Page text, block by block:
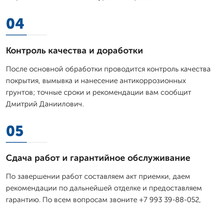
04
Контроль качества и доработки
После основной обработки проводится контроль качества
покрытия, вымывка и нанесение антикоррозионных
грунтов; точные сроки и рекомендации вам сообщит
Дмитpий Даниилович.
05
Сдача работ и гарантийное обслуживание
По завершении работ составляем акт приемки, даем
рекомендации по дальнейшей отделке и предоставляем
гарантию. По всем вопросам звоните +7 993 39-88-052,